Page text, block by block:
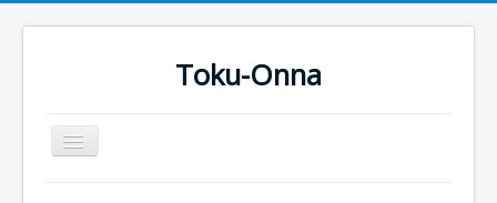
Toku-Onna
Basculer
la